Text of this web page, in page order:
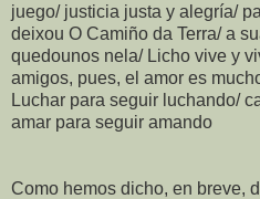
juego/ justicia justa y alegría/
deixou O Camiño da Terra/ a
quedounos nela/ Licho vive y
amigos, pues, el amor es
Luchar para seguir luchando/
amar para seguir amando
Como hemos dicho, en breve,